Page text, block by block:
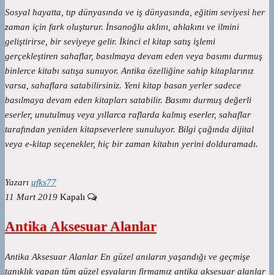
Sosyal hayatta, tıp dünyasında ve iş dünyasında, eğitim seviyesi her
zaman için fark oluşturur. İnsanoğlu aklını, ahlakını ve ilmini
geliştirirse, bir seviyeye gelir. İkinci el kitap satış işlemi
gerçekleştiren sahaflar, basılmaya devam eden veya basımı durmuş
binlerce kitabı satışa sunuyor. Antika özelliğine sahip kitaplarınız
varsa, sahaflara satabilirsiniz. Yeni kitap basan yerler sadece
basılmaya devam eden kitapları satabilir. Basımı durmuş değerli
eserler, unutulmuş veya yıllarca raflarda kalmış eserler, sahaflar
tarafından yeniden kitapseverlere sunuluyor. Bilgi çağında dijital
veya e-kitap seçenekler, hiç bir zaman kitabın yerini dolduramadı.
Yazarı ufks77
11 Mart 2019 Kapalı
Antika Aksesuar Alanlar
Antika Aksesuar Alanlar En güzel anıların yaşandığı ve geçmişe
tanıklık yapan tüm güzel eşyaların firmamız antika aksesuar alanlar